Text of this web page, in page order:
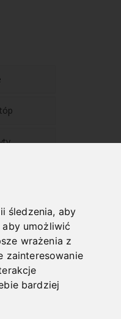
śledzenia, aby
aby umożliwić
wrażenia z
zainteresowanie
bardziej